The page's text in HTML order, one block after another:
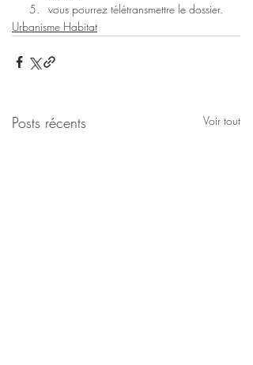
vous pourrez télétransmettre le dossier.
Urbanisme Habitat
Posts récents Voir tout